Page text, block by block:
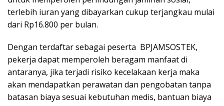
terlebih iuran yang dibayarkan cukup terjangkau mulai
dari Rp16.800 per bulan.
Dengan terdaftar sebagai peserta BPJAMSOSTEK,
pekerja dapat memperoleh beragam manfaat di
antaranya, jika terjadi risiko kecelakaan kerja maka
akan mendapatkan perawatan dan pengobatan tanpa
batasan biaya sesuai kebutuhan medis, bantuan biaya